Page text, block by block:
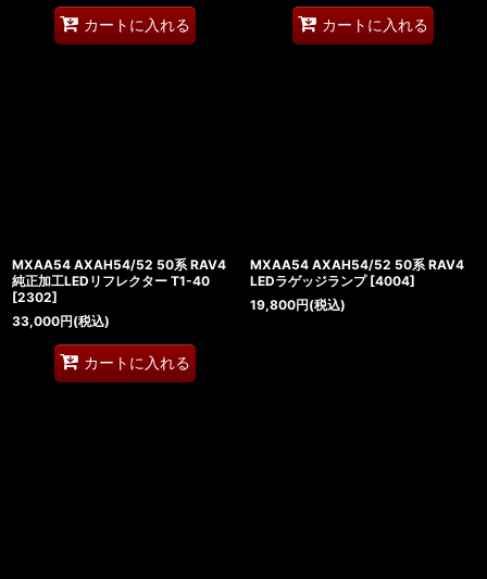
カートに入れる カートに入れる
MXAA54 AXAH54/52 50系 RAV4
純正加工LEDリフレクター T1-40
[2302]
33,000円(税込)
カートに入れる
MXAA54 AXAH54/52 50系 RAV4
LEDラゲッジランプ [4004]
19,800円(税込)